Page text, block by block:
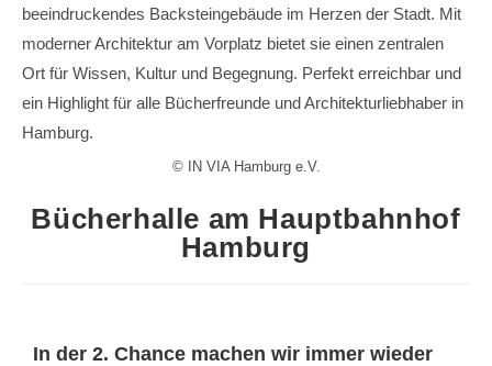
© IN VIA Hamburg e.V.
Bücherhalle am Hauptbahnhof
Hamburg
In der 2. Chance machen wir immer wieder